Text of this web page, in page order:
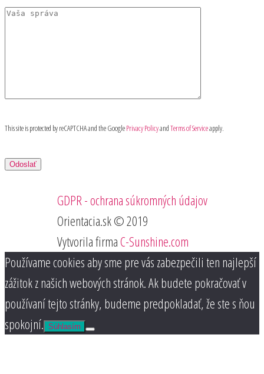
This site is protected by reCAPTCHA and the GooglePrivacy PolicyandTerms of Serviceapply.
GDPR - ochrana súkromných údajov
Orientacia.sk © 2019
Vytvorila firmaC-Sunshine.com
Používame cookies aby sme pre vás zabezpečili ten najlepší
zážitok z našich webových stránok. Ak budete pokračovať v
používaní tejto stránky, budeme predpokladať, že ste s ňou
spokojní. Súhlasím